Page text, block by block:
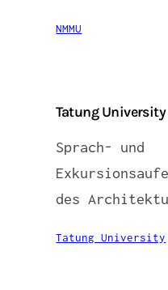
NMMU
Tatung
Sprach- und
des
Tatung University